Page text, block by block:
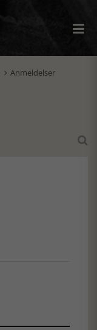
 Anmeldelser
